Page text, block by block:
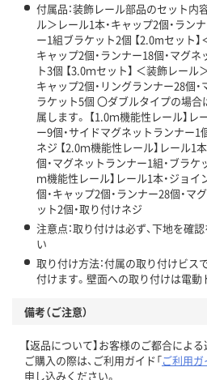
付属品：装飾レール部品のセット内
ル＞レール1本・キャップ2個・ラン
ー1組ブラケット2個 【2.0mセット
キャップ2個・ランナー18個・マグ
ト3個 【3.0ｍセット】 ＜装飾レール
キャップ2個・リングランナー28個
ラケット5個 〇ダブルタイプの場合
属します。 【1.0ｍ機能性レール】レ
ー9個・サイドマグネットランナー1
ネジ 【2.0ｍ機能性レール】レール1
個・マグネットランナー1組・ブラケ
ｍ機能性レール】レール1本・ジョ
個・キャップ2個・ランナー28個・マ
ット2個・取り付けネジ
注意点：取り付けは必ず、下地を確
い
取り付け方法：付属の取り付けビス
付けます。壁面への取り付けは電動
備考（ご注意）
【返品について】お客様のご都合によ
ご購入の際は、ご利用ガイド「ご利用ガ
申し込みください。